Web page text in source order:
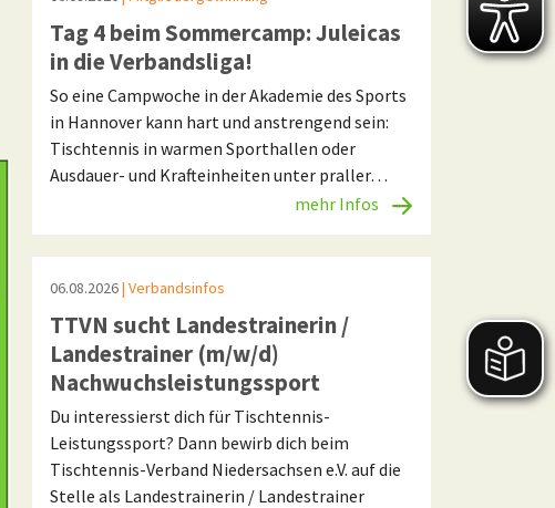
Tag 4 beim Sommercamp: Juleicas
in die Verbandsliga!
So eine Campwoche in der Akademie des Sports
in Hannover kann hart und anstrengend sein:
Tischtennis in warmen Sporthallen oder
Ausdauer- und Krafteinheiten unter praller…
mehr Infos
06.08.2026| Verbandsinfos
TTVN sucht Landestrainerin /
Landestrainer (m/w/d)
Nachwuchsleistungssport
Du interessierst dich für Tischtennis-
Leistungssport? Dann bewirb dich beim
Tischtennis-Verband Niedersachsen e.V. auf die
Stelle als Landestrainerin / Landestrainer